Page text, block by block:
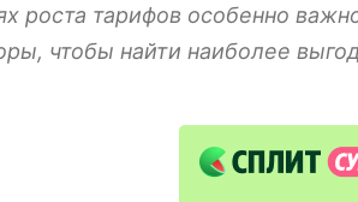
роста тарифов особенно
чтобы найти наиболее